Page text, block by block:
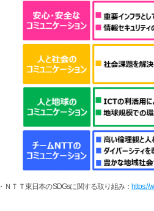
・ＮＴＴ東日本のSDGsに関する取り組み：https://